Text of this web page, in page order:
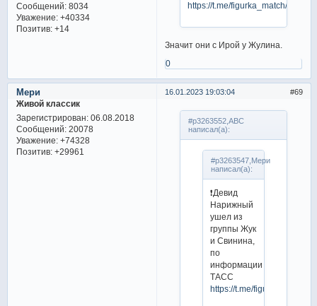
Сообщений:8034
Уважение: +40334
Позитив: +14
https://t.me/figurka_match/10466
Значит они с Ирой у Жулина.
0
69
16.01.2023 19:03:04
Мери
Живой классик
Зарегистрирован: 06.08.2018
Сообщений:20078
Уважение: +74328
Позитив: +29961
#p3263552,ABC
написал(а):
#p3263547,Мери
написал(а):
❗️Девид
Нарижный
ушел из
группы Жук
и Свинина,
по
информации
ТАСС
https://t.me/figurka_match/